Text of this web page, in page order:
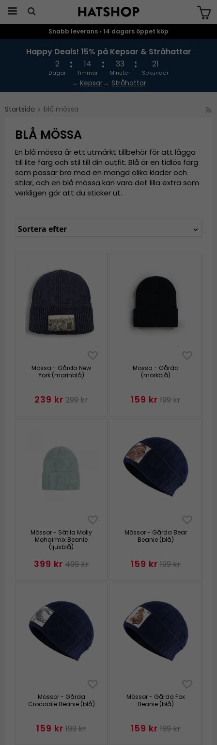
Snabb leverans • 14 dagars öppet köp
Happy Deals! 15% på Kepsar & Stråhattar
2
Dagar
14
Timmar
33
Minuter
20
Sekunder
→ Kepsar→ Stråhattar
Startsida blå mössa
BLÅ MÖSSA
En blå mössa är ett utmärkt tillbehör för att lägga
till lite färg och stil till din outfit. Blå är en tidlös färg
som passar bra med en mängd olika kläder och
stilar, och en blå mössa kan vara det lilla extra som
verkligen gör att du sticker ut.
Sortera efter
Mössa - Gårda New
York (marinblå)
239 kr 299 kr
Mössa - Gårda
(mörkblå)
159 kr 199 kr
Mössor - Sätila Molly
Mohairmix Beanie
(ljusblå)
399 kr 499 kr
Mössor - Gårda Bear
Beanie (blå)
159 kr 199 kr
Mössor - Gårda
Crocodile Beanie (blå)
159 kr 199 kr
Mössor - Gårda Fox
Beanie (blå)
159 kr 199 kr